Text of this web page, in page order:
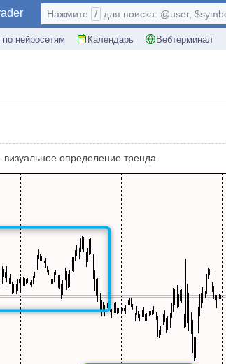
по нейросетям Календарь Вебтерминал
Нажмите / для поиска: @user,
определение тренда